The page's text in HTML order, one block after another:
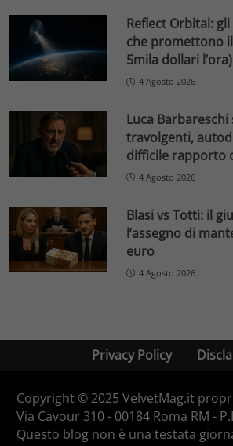
Reflect Orbital:
che promettono
5mila dollari l’ora)
4 Agosto 2026
Luca
travolgenti,
difficile rapporto
4 Agosto 2026
Blasi vs Totti: il
l’assegno di
euro
4 Agosto 2026
Privacy Policy
Copyright © 2025 VelvetMag.it
Via Cavour 310 - 00184 Roma RM -
Questo blog non è una testata